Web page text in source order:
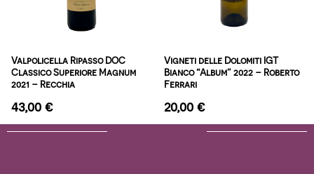
Valpolicella Ripasso DOC
Classico Superiore Magnum
2021 – Recchia
43,00 €
Vigneti delle Dolomiti IGT
Bianco “Album” 2022 – Roberto
Ferrari
20,00 €